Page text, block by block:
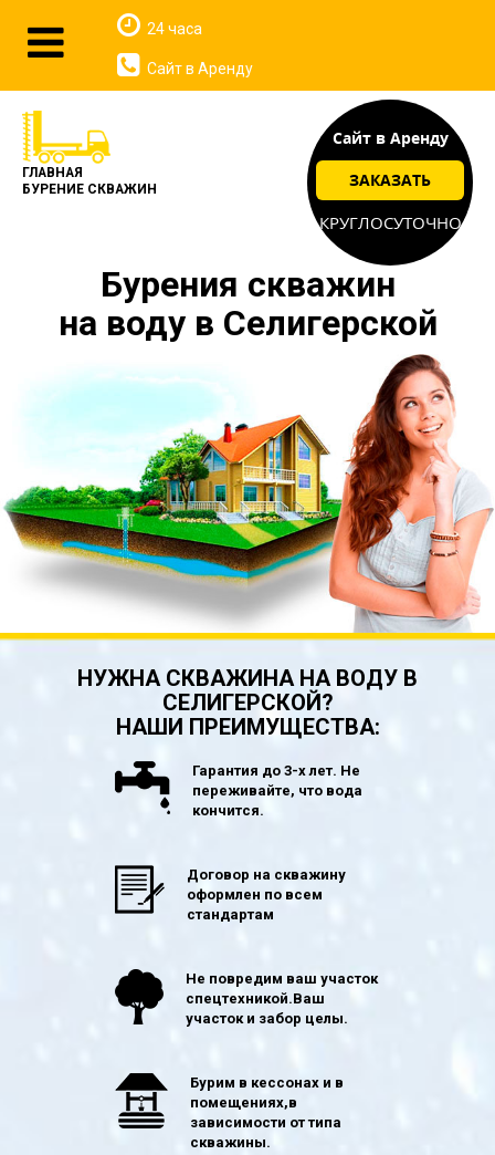
ГЛАВНАЯ
БУРЕНИЕ СКВАЖИН
Бурения скважин
на воду в Селигерской
Сайт в Аренду
ЗАКАЗАТЬ
КРУГЛОСУТОЧНО
24 часа
Сайт в Аренду
НУЖНА СКВАЖИНА НА ВОДУ В
СЕЛИГЕРСКОЙ?
НАШИ ПРЕИМУЩЕСТВА:
Гарантия до 3-х лет. Не
переживайте, что вода
кончится.
Договор на скважину
оформлен по всем
стандартам
Не повредим ваш участок
спецтехникой.Ваш
участок и забор целы.
Бурим в кессонах и в
помещениях,в
зависимости от типа
скважины.